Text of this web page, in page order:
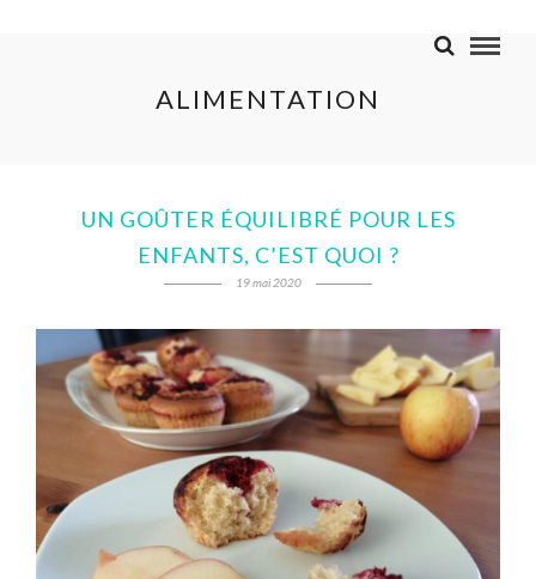
ALIMENTATION
UN GOÛTER ÉQUILIBRÉ POUR LES
ENFANTS, C’EST QUOI ?
19 mai 2020